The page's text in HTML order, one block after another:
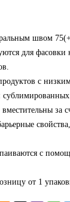
швом
для
с
за
с
от 1